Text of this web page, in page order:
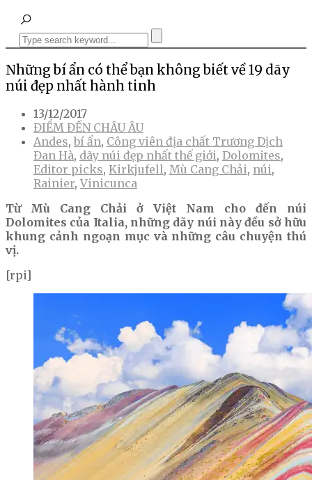
Những bí ẩn có thể bạn không biết về 19 dãy
núi đẹp nhất hành tinh
13/12/2017
ĐIỂM ĐẾN CHÂU ÂU
Andes, bí ẩn, Công viên địa chất Trương Dịch
Đan Hà, dãy núi đẹp nhất thế giới, Dolomites,
Editor picks, Kirkjufell, Mù Cang Chải, núi,
Rainier,Vinicunca
Từ Mù Cang Chải ở Việt Nam cho đến núi
Dolomites của Italia, những dãy núi này đều sở hữu
khung cảnh ngoạn mục và những câu chuyện thú
vị.
[rpi]